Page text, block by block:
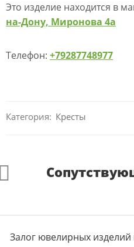
Это изделие находится в
на-Дону, Миронова 4а
Телефон: +79287748977
Категория: Кресты
Залог ювелирных изделий